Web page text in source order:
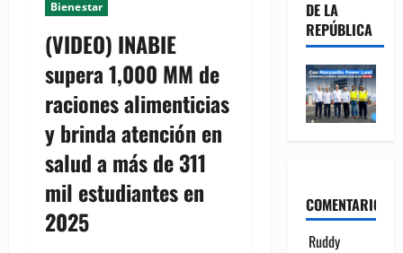
Bienestar
(VIDEO) INABIE
supera 1,000 MM de
raciones alimenticias
y brinda atención en
salud a más de 311
mil estudiantes en
2025
DE LA
REPÚBLICA
COMENTARIOS
Ruddy